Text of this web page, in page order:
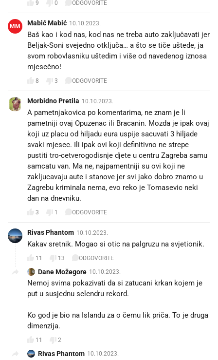
9 0 ODGOVORITE
MM Mabić Mabić 10.10.2023.
Baš kao i kod nas, kod nas ne treba auto zaključavati jer
Beljak-Soni svejedno otključa… a što se tiče uštede, ja
svom robovlasniku uštedim i više od navedenog iznosa
mjesečno!
8 3 ODGOVORITE
Morbidno Pretila 10.10.2023.
A pametnjakovica po komentarima, ne znam je li
pametniji ovaj Opuzenac ili Bracanin. Mozda je ipak ovaj
koji uz placu od hiljadu eura uspije sacuvati 3 hiljade
svaki mjesec. Ili ipak ovi koji definitivno ne strepe
pustiti tro-cetverogodisnje djete u centru Zagreba samu
samcatu van. Ma ne, najpamentniji su ovi koji ne
zakljucavaju aute i stanove jer svi jako dobro znamo u
Zagrebu kriminala nema, evo reko je Tomasevic neki
dan na dnevniku.
3 1 ODGOVORITE
Rivas Phantom 10.10.2023.
Kakav sretnik. Mogao si otic na palgruzu na svjetionik.
11 13 ODGOVORITE
Dane Možegore 10.10.2023.
Nemoj svima pokazivati da si zatucani krkan kojem je
put u susjednu selendru rekord.
Ko god je bio na Islandu za o čemu lik priča. To je druga
dimenzija.
11 2
Rivas Phantom 10.10.2023.